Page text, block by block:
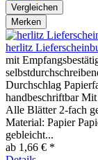
Vergleichen
Merken
herlitz
mit
Durchschlag
handbeschriftbar
Alle Blätter 2-fach
Material: Papier
gebleicht...
ab 1,66 € *